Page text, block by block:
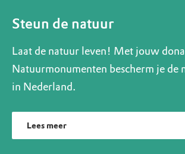
Steun de natuur
Laat de natuur leven! Met jouw
Natuurmonumenten bescherm je de
in Nederland.
Lees meer